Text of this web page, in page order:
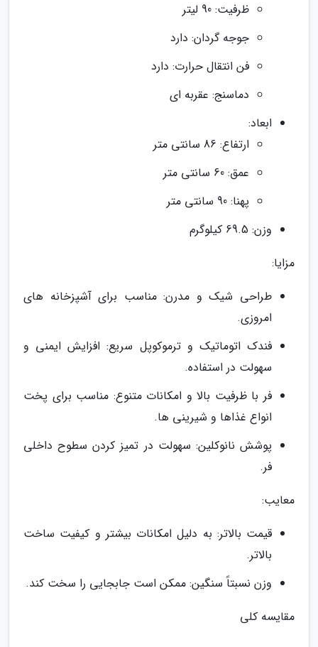
ظرفیت: 90 لیتر
جوجه گردان: دارد
فن انتقال حرارت: دارد
دماسنج: عقربه ای
ابعاد:
ارتفاع: 86 سانتی متر
عمق: 60 سانتی متر
پهنا: 90 سانتی متر
وزن: 69.5 کیلوگرم
مزایا:
طراحی شیک و مدرن: مناسب برای آشپزخانه های
امروزی.
فندک اتوماتیک و ترموکوپل سریع: افزایش ایمنی و
سهولت در استفاده.
فر با ظرفیت بالا و امکانات متنوع: مناسب برای پخت
انواع غذاها و شیرینی ها.
پوشش نانوکلین: سهولت در تمیز کردن سطوح داخلی
فر.
معایب:
قیمت بالاتر: به دلیل امکانات بیشتر و کیفیت ساخت
بالاتر.
وزن نسبتاً سنگین: ممکن است جابجایی را سخت کند.
مقایسه کلی